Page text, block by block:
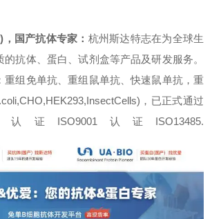
国产抗体专家： 杭州斯达特志在为全球生
抗体、蛋白、试剂盒等产品及研发服务。
重组免单抗、重组鼠单抗、快速鼠单抗，重
，已正式通过
认证ISO9001认证ISO13485.